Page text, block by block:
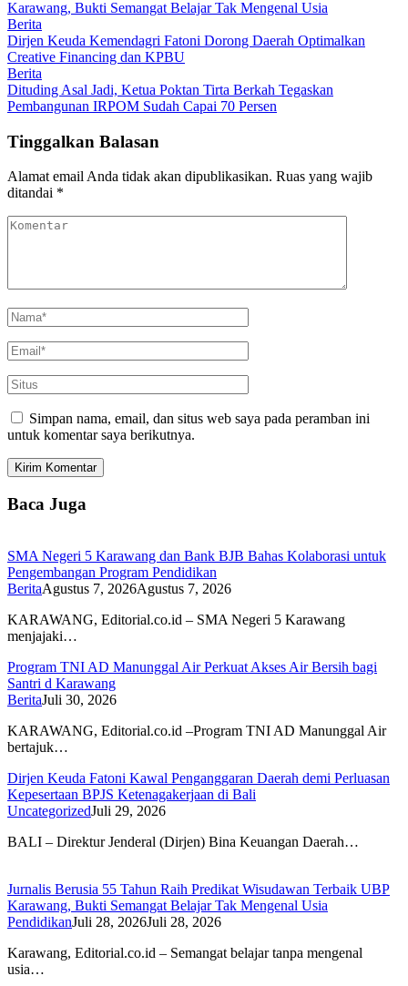
Karawang, Bukti Semangat Belajar Tak Mengenal Usia
Berita
Dirjen Keuda Kemendagri Fatoni Dorong Daerah Optimalkan
Creative Financing dan KPBU
Berita
Dituding Asal Jadi, Ketua Poktan Tirta Berkah Tegaskan
Pembangunan IRPOM Sudah Capai 70 Persen
Tinggalkan Balasan
Alamat email Anda tidak akan dipublikasikan. Ruas yang wajib
ditandai *
Simpan nama, email, dan situs web saya pada peramban ini
untuk komentar saya berikutnya.
Baca Juga
SMA Negeri 5 Karawang dan Bank BJB Bahas Kolaborasi untuk
Pengembangan Program Pendidikan
BeritaAgustus 7, 2026Agustus 7, 2026
KARAWANG, Editorial.co.id – SMA Negeri 5 Karawang
menjajaki…
Program TNI AD Manunggal Air Perkuat Akses Air Bersih bagi
Santri d Karawang
BeritaJuli 30, 2026
KARAWANG, Editorial.co.id –Program TNI AD Manunggal Air
bertajuk…
Dirjen Keuda Fatoni Kawal Penganggaran Daerah demi Perluasan
Kepesertaan BPJS Ketenagakerjaan di Bali
UncategorizedJuli 29, 2026
BALI – Direktur Jenderal (Dirjen) Bina Keuangan Daerah…
Jurnalis Berusia 55 Tahun Raih Predikat Wisudawan Terbaik UBP
Karawang, Bukti Semangat Belajar Tak Mengenal Usia
PendidikanJuli 28, 2026Juli 28, 2026
Karawang, Editorial.co.id – Semangat belajar tanpa mengenal
usia…